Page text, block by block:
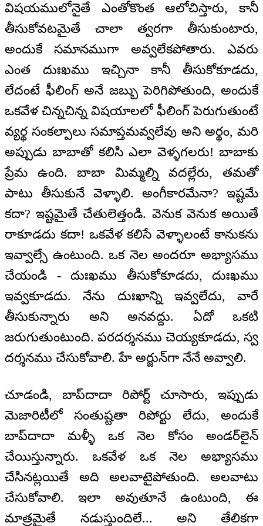
విషయములోనైతే ఎంతోకొంత ఆలోచిస్తారు, కానీ
తీసుకోవటమైతే చాలా త్వరగా తీసుకుంటారు,
అందుకే సమానముగా అవ్వలేకపోతారు. ఎవరు
ఎంత దుఃఖము ఇచ్చినా కానీ తీసుకోకూడదు,
లేదంటే ఫీలింగ్ అనే జబ్బు పెరిగిపోతుంది, అందుకే
ఒకవేళ చిన్నచిన్న విషయాలలో ఫీలింగ్ పెరుగుతుంటే
వ్యర్థ సంకల్పాలు సమాప్తమవ్వలేవు అని అర్థం, మరి
అప్పుడు బాబాతో కలిసి ఎలా వెళ్ళగలరు! బాబాకు
ప్రేమ ఉంది. బాబా మిమ్మల్ని వదల్లేరు, తమతో
పాటు తీసుకునే వెళ్ళాలి. అంగీకారమేనా? ఇష్టమే
కదా? ఇష్టమైతే చేతులెత్తండి. వెనుక వెనుక అయితే
రాకూడదు కదా! ఒకవేళ కలిసే వెళ్ళాలంటే కానుకను
ఇవ్వాల్సే ఉంటుంది. ఒక నెల అందరూ అభ్యాసము
చేయండి - దుఃఖము తీసుకోకూడదు, దుఃఖము
ఇవ్వకూడదు. నేను దుఃఖాన్ని ఇవ్వలేదు, వారే
తీసుకున్నారు అని అనవద్దు. ఏదో ఒకటి
జరుగుతుంటుంది. పరదర్శనము చెయ్యకూడదు, స్వ
దర్శనము చేసుకోవాలి. హే అర్జున్‌గా నేనే అవ్వాలి.
చూడండి, బాప్‌దాదా రిపోర్ట్ చూసారు, ఇప్పుడు
మెజారిటీలో సంతుష్టతా రిపోర్టు లేదు, అందుకే
బాప్‌దాదా మళ్ళీ ఒక నెల కోసం అండర్‌లైన్
చేయిస్తున్నారు. ఒకవేళ ఒక నెల అభ్యాసము
చేసినట్లయితే అది అలవాటైపోతుంది. అలవాటు
చేసుకోవాలి. ఇలా అవుతూనే ఉంటుంది, ఈ
మాత్రమైతే నడుస్తుందిలే... అని తేలికగా